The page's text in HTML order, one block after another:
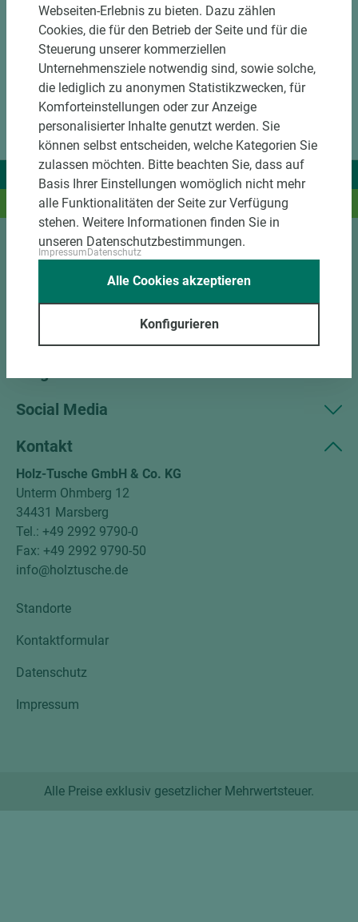
Wir liefern Ideen.
Und das passende Holz dazu.
Sortiment
Kundenservice
Social Media
Kontakt
Holz-Tusche GmbH & Co. KG
Unterm Ohmberg 12
34431 Marsberg
Tel.: +49 2992 9790-0
Fax: +49 2992 9790-50
info@holztusche.de
Standorte
Kontaktformular
Datenschutz
Impressum
Alle Preise exklusiv gesetzlicher Mehrwertsteuer.
Webseiten-Erlebnis zu bieten. Dazu zählen
Cookies, die für den Betrieb der Seite und für die
Steuerung unserer kommerziellen
Unternehmensziele notwendig sind, sowie solche,
die lediglich zu anonymen Statistikzwecken, für
Komforteinstellungen oder zur Anzeige
personalisierter Inhalte genutzt werden. Sie
können selbst entscheiden, welche Kategorien Sie
zulassen möchten. Bitte beachten Sie, dass auf
Basis Ihrer Einstellungen womöglich nicht mehr
alle Funktionalitäten der Seite zur Verfügung
stehen. Weitere Informationen finden Sie in
unseren Datenschutzbestimmungen.
Impressum Datenschutz
Konfigurieren
Alle Cookies akzeptieren